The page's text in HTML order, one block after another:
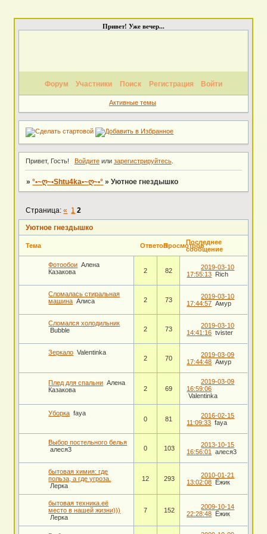
Привет! Уже вечер...
Форум Участники Поиск Регистрация Войти
Активные темы
Привет, Гость! Войдитеили зарегистрируйтесь.
»°•~ღ~•Shtu4ka•~ღ~•° »Уютное гнездышко
Уютное гнездышко
Страница:« 1 2
Тема ОтветовПросмотровПоследнее
сообщение
Фотообои Алена
Казакова
2 82
2019-03-10
17:55:13
Rich
Сломалась стиральная
машина Алиса 2 73
2019-03-10
17:44:57 Амур
Сломался холодильник
Bubble
2 73
2019-03-10
14:41:16 tvister
Зеркало Valentinka
2
70
2019-03-09
17:44:48 Амур
Плед для спальни Алена
Казакова
2 69
2019-03-09
16:59:06
Valentinka
Уборка faya
0
81
2016-02-15
11:09:33 faya
Выбор постельного белья
алеся3
0 103
2013-10-15
16:56:01
алеся3
бытовая химия: где
польза, а где угроза.
Лерка
12 293
2010-01-21
13:02:08
Ёжик
бытовая техника.её
место в нашей жизни)))
Лерка
7 152
2009-10-14
22:28:48
Ёжик